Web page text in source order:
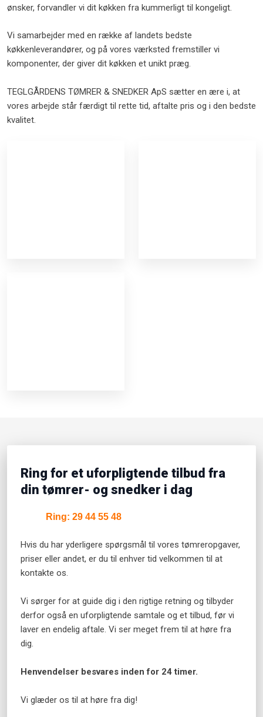
ønsker, forvandler vi dit køkken fra kummerligt til kongeligt.
​Vi samarbejder med en række af landets bedste
køkkenleverandører, og på vores værksted fremstiller vi
komponenter, der giver dit køkken et unikt præg.
TEGLGÅRDENS TØMRER & SNEDKER ApS sætter en ære i, at
vores arbejde står færdigt til rette tid, aftalte pris og i den bedste
kvalitet.​
Ring for et uforpligtende tilbud fra
din tømrer- og snedker i dag
Ring: 29 44 55 48​​
Hvis du har yderligere spørgsmål til vores tømreropgaver,
priser eller andet, er du til enhver tid velkommen til at
kontakte os.
Vi sørger for at guide dig i den rigtige retning og tilbyder
derfor også en uforpligtende samtale og et tilbud, før vi
laver en endelig aftale. Vi ser meget frem til at høre fra
dig.
Henvendelser besvares inden for 24 timer.
Vi glæder os til at høre fra dig!